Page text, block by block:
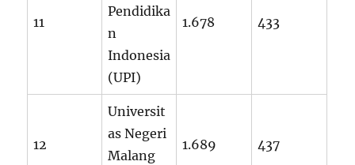
11
Pendidika
n
Indonesia
(UPI)
1.678 433
12
Universit
as Negeri
Malang
1.689 437